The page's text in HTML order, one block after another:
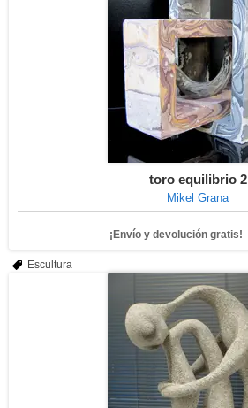
toro equilibrio 2
Mikel Grana
¡Envío y devolución gratis!
Escultura